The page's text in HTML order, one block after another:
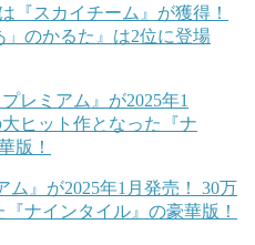
『スカイチーム』が獲得！
のかるた』は2位に登場
ム』が2025年1月発売！ 30万
ナインタイル』の豪華版！